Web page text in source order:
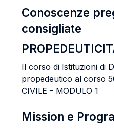
Conoscenze
consigliate
Il corso di Istituzioni di
propedeutico al corso
CIVILE - MODULO 1
Mission e